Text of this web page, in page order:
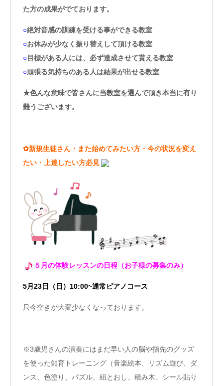
た方の成果がでております。
○絶対音感の訓練を受ける事ができる教室
○お休みが少なく振り替えして頂ける教室
○目標がある人には、必ず達成させて貰える教室
○頑張る気持ちのある人は結果が出せる教室
★色んな意味で皆さんに当教室を選んで頂き本当に有り
難うございます。
✿新規生徒さん・また始めてみたい方・今の状況を変え
たい・上達したい方必見
５ 月の体験レッスンの日程（お子様の募集のみ）
5月23日（日）10:00~通常ピアノコース
只今空きが大変少なくなっております。
※3歳児さんの演奏にはまだ早い人の脳や指先のグッズ
を使った知育トレーニング（音楽絵本、リズム遊び、ダ
ンス、色塗り、パズル、紐とおし、積み木、シール貼り